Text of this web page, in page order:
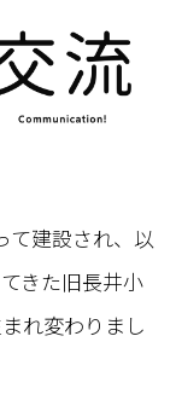
て建設され、以
きた旧長井小
れ変わりまし